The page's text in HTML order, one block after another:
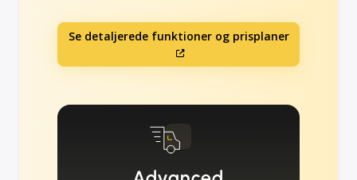
Se detaljerede funktioner og prisplaner